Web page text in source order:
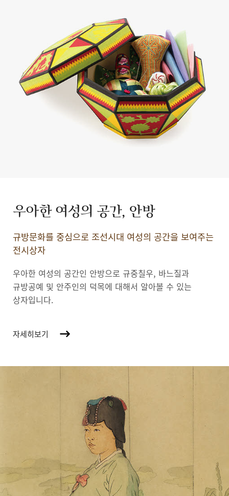
우아한 여성의 공간, 안방
규방문화를 중심으로 조선시대 여성의 공간을 보여주는
전시상자
우아한 여성의 공간인 안방으로 규중칠우, 바느질과
규방공예 및 안주인의 덕목에 대해서 알아볼 수 있는
상자입니다.
자세히보기